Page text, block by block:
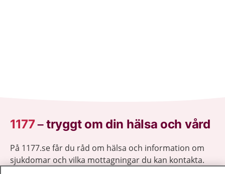
1177–tryggt om din hälsa och vård
På 1177.se får du råd om hälsa och information om
sjukdomar och vilka mottagningar du kan kontakta.